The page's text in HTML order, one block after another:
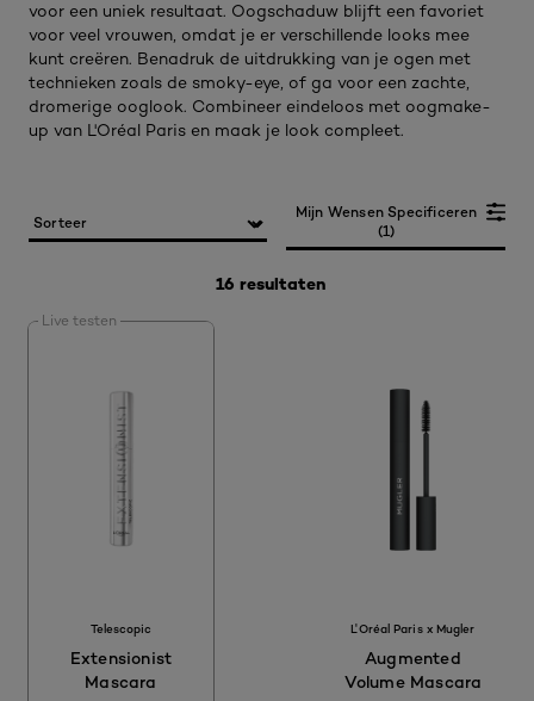
voor een uniek resultaat. Oogschaduw blijft een favoriet
voor veel vrouwen, omdat je er verschillende looks mee
kunt creëren. Benadruk de uitdrukking van je ogen met
technieken zoals de smoky-eye, of ga voor een zachte,
dromerige ooglook. Combineer eindeloos met oogmake-
up van L'Oréal Paris en maak je look compleet.
16 resultaten
Mijn Wensen Specificeren
(1)
Live testen
Telescopic
Extensionist
Mascara
L'Oréal Paris x Mugler
Augmented
Volume Mascara